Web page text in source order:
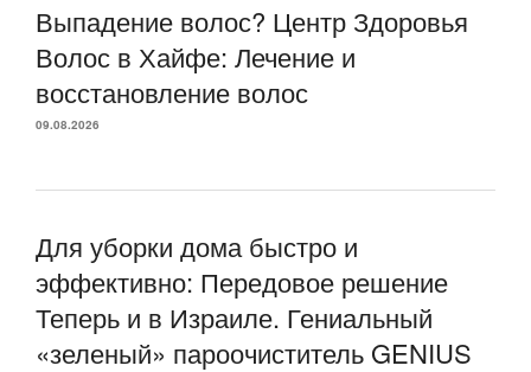
Выпадение волос? Центр Здоровья
Волос в Хайфе: Лечение и
восстановление волос
09.08.2026
Для уборки дома быстро и
эффективно: Передовое решение
Теперь и в Израиле. Гениальный
«зеленый» пароочиститель GENIUS